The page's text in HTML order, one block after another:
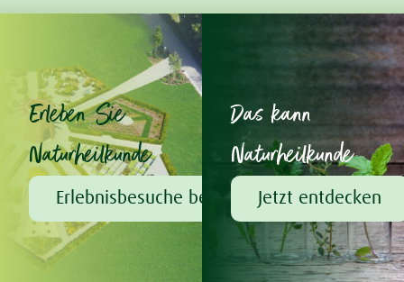
Erleben Sie
Naturheilkunde
Erlebnisbesuche bei A.Vogel
Das kann
Naturheilkunde
Jetzt entdecken